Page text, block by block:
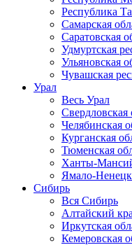
Республика
Самарская
Саратовская
Удмуртская
Ульяновская
Чувашская
Урал
Весь Урал
Свердловская
Челябинская
Курганская
Тюменская
Ханты-
Ямало-
Сибирь
Вся Сибирь
Алтайский
Иркутская
Кемеровская